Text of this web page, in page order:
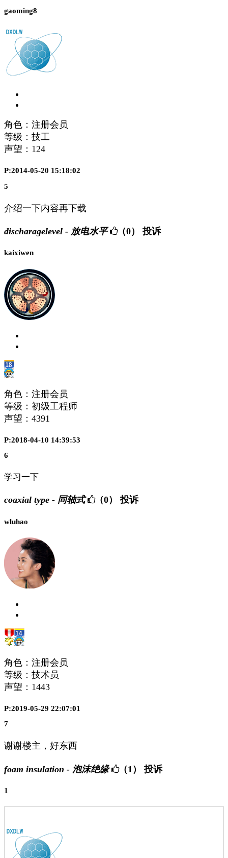
gaoming8
角色：注册会员
等级：技工
声望： 124
P:2014-05-20 15:18:02
5
介绍一下内容再下载
discharagelevel - 放电水平 （0） 投诉
kaixiwen
角色：注册会员
等级：初级工程师
声望： 4391
P:2018-04-10 14:39:53
6
学习一下
coaxial type - 同轴式 （0） 投诉
wluhao
角色：注册会员
等级：技术员
声望： 1443
P:2019-05-29 22:07:01
7
谢谢楼主，好东西
foam insulation - 泡沫绝缘 （1） 投诉
1